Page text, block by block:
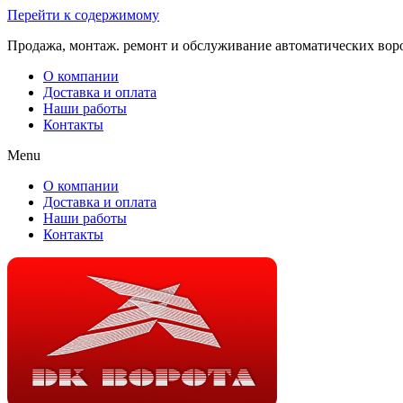
Перейти к содержимому
Продажа, монтаж. ремонт и обслуживание автоматических
О компании
Доставка и оплата
Наши работы
Контакты
Menu
О компании
Доставка и оплата
Наши работы
Контакты